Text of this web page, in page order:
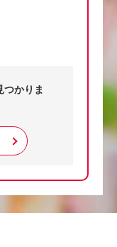
つかりま